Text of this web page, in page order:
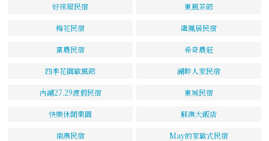
好徠屋民宿 東風茶館
梅花民宿 龍鳳居民宿
富農民宿 希奇農莊
四季花園歐風館 湖畔人家民宿
內湖27.29渡假民宿 東城民宿
快樂休閒果園 蘇澳大飯店
南澳民宿 May的家歐式民宿